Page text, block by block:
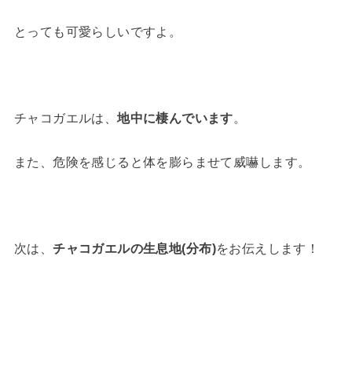
とっても可愛らしいですよ。
チャコガエルは、地中に棲んでいます。
また、危険を感じると体を膨らませて威嚇します。
次は、チャコガエルの生息地(分布)をお伝えします！